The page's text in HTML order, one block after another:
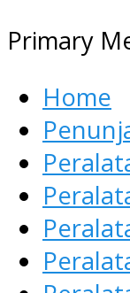
Primary
Home